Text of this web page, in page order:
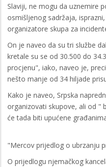
Slaviji, ne mogu da uznemire
osmišljenog sadržaja,
organizatore skupa za
On je naveo da su tri službe
kretale su se od 30.500 do
procjenu", iako, naveo je,
nešto manje od 34 hiljade
Kako je naveo, Srpska
organizovati skupove, ali od "
će tada biti upućene
"Mercov prijedlog o ubrzanju
O prijedlogu njemačkog